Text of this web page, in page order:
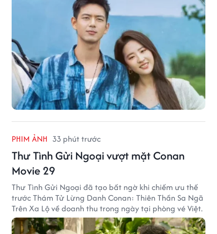
PHIM ẢNH 33 phút trước
Thư Tình Gửi Ngoại vượt mặt Conan
Movie 29
Thư Tình Gửi Ngoại đã tạo bất ngờ khi chiếm ưu thế
trước Thám Tử Lừng Danh Conan: Thiên Thần Sa Ngã
Trên Xa Lộ về doanh thu trong ngày tại phòng vé Việt.